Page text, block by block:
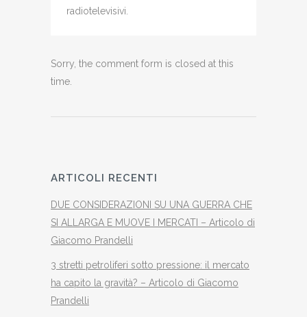
radiotelevisivi.
Sorry, the comment form is closed at this
time.
ARTICOLI RECENTI
DUE CONSIDERAZIONI SU UNA GUERRA CHE
SI ALLARGA E MUOVE I MERCATI – Articolo di
Giacomo Prandelli
3 stretti petroliferi sotto pressione: il mercato
ha capito la gravità? – Articolo di Giacomo
Prandelli